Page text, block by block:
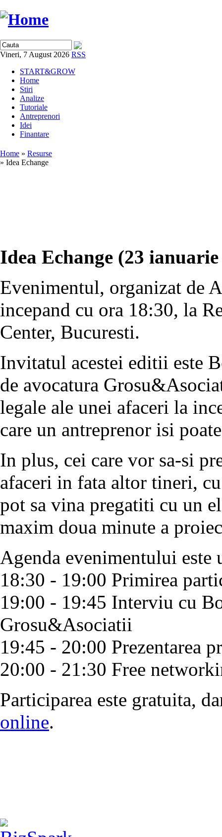
Vineri, 7 August 2026 RSS
START&GROW
Home
Stiri
Analize
Tutoriale
Antreprenori
Idei
Finantare
Home » Resurse
» Idea Echange
Idea Echange (23
Evenimentul, organizat de
incepand cu ora 18:30, la
Center, Bucuresti.
Invitatul acestei editii este
de avocatura
legale ale unei afaceri la
care un antreprenor isi
In plus, cei care vor sa-si
afaceri in fata altor tineri,
pot sa vina pregatiti cu un
maxim doua minute a
Agenda evenimentului este
18:30 - 19:00 Primirea
19:00 - 19:45 Interviu cu
Grosu&Asociatii
19:45 - 20:00 Prezentarea
20:00 - 21:30 Free
Participarea este gratuita,
online.